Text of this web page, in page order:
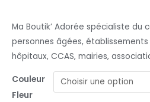
Ma Boutik’ Adorée spécialiste du
personnes âgées,
hôpitaux, CCAS, mairies,
Couleur
Fleur